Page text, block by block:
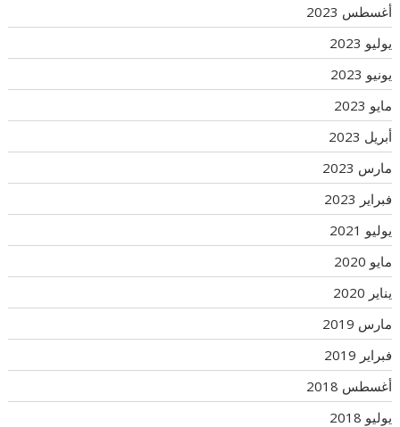
أغسطس 2023
يوليو 2023
يونيو 2023
مايو 2023
أبريل 2023
مارس 2023
فبراير 2023
يوليو 2021
مايو 2020
يناير 2020
مارس 2019
فبراير 2019
أغسطس 2018
يوليو 2018